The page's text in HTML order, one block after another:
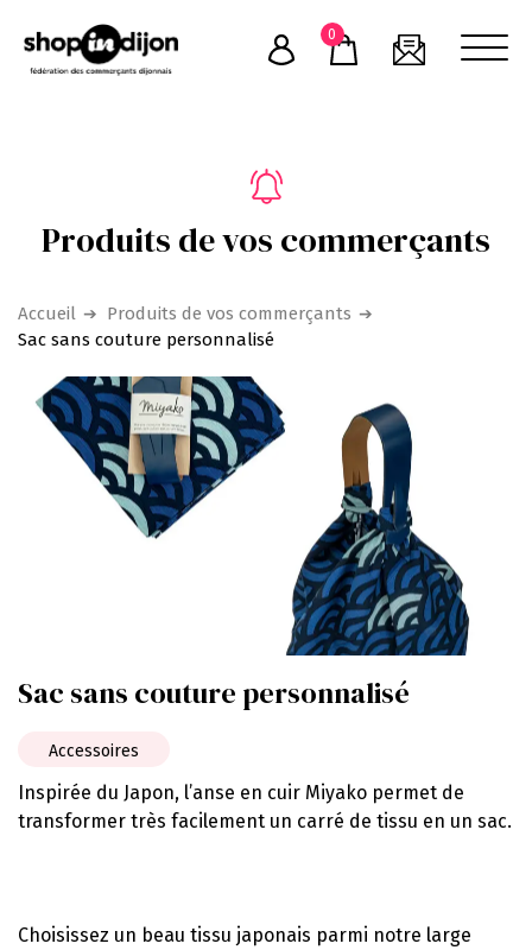
content
0
Produits de vos commerçants
Accueil
Produits de vos commerçants
Sac sans couture personnalisé
Sac sans couture personnalisé
Accessoires
Inspirée du Japon, l’anse en cuir Miyako permet de
transformer très facilement un carré de tissu en un sac.
Choisissez un beau tissu japonais parmi notre large